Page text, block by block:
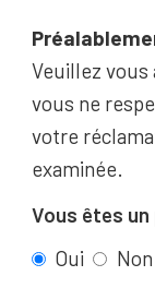
Veuillez vous
vous ne
votre
examinée.
Vous êtes
Oui
Non